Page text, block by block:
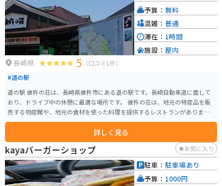
長崎県 5 （口コミ1件）
#道の駅
道の駅 彼杵の荘は、長崎県彼杵市にある道の駅です。長崎自動車道に面して
おり、ドライブ中の休憩に最適な場所です。 彼杵の荘は、地元の特産品を販
売する物産館や、地元の食材を使った料理を提供するレストランがありま
す。特に、地元で獲れた新鮮な魚介類を使った料理が人気です。また、彼杵市
の歴史や文化を紹介するコーナーもあり、観光情報収集の拠点としても便利
です。 バイクで訪れる場合、道の駅 彼杵の荘には広い駐車場が完備されてい
るので安心して駐車できます。また、周辺には、風光明媚な海岸線沿いを走
る国道206号線など、ツーリングに最適なルートが多数あります。道の駅 彼杵
の荘で休憩を取りながら、長崎の自然を満喫するツーリングを楽しんでみて
はいかがでしょうか。 彼杵市は、その昔、日本茶が初めて伝わった場所とし
詳しく見る
予算： 無料
混雑： 普通
滞在： 1時間
施設： 屋内
kayaバーガーショップ お気に入り
駐車： 駐車場あり
予算： 1000円